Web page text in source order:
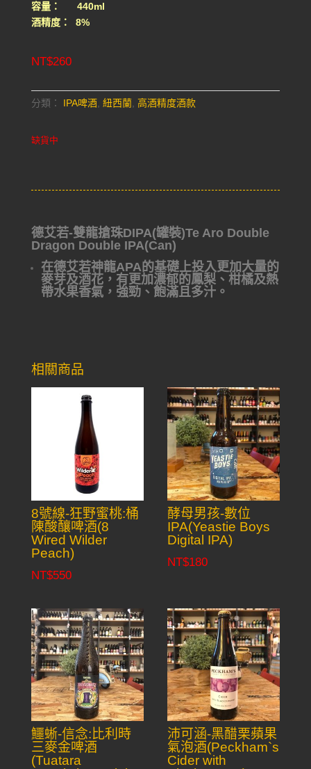
容量： 440ml
酒精度： 8%
NT$260
分類： IPA啤酒, 紐西蘭, 高酒精度酒款
缺貨中
德艾若-雙龍搶珠DIPA(罐裝)Te Aro Double
Dragon Double IPA(Can)
在德艾若神龍APA的基礎上投入更加大量的
麥芽及酒花，有更加濃郁的鳳梨、柑橘及熱
帶水果香氣，強勁、飽滿且多汁。
相關商品
8號線-狂野蜜桃:桶
陳酸釀啤酒(8
Wired Wilder
Peach)
NT$550
酵母男孩-數位
IPA(Yeastie Boys
Digital IPA)
NT$180
鱷蜥-信念:比利時
三麥金啤酒
(Tuatara
沛可涵-黑醋栗蘋果
氣泡酒(Peckham`s
Cider with